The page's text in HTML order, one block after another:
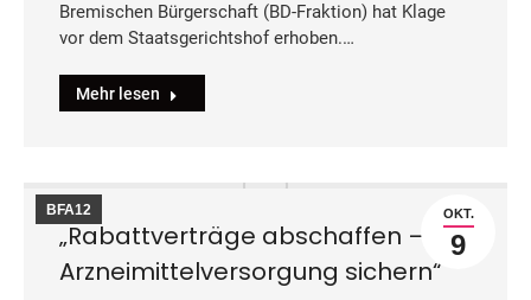
Bremischen Bürgerschaft (BD-Fraktion) hat Klage
vor dem Staatsgerichtshof erhoben.…
Mehr lesen
OKT.
9
BFA12
„Rabattverträge abschaffen –
Arzneimittelversorgung sichern“